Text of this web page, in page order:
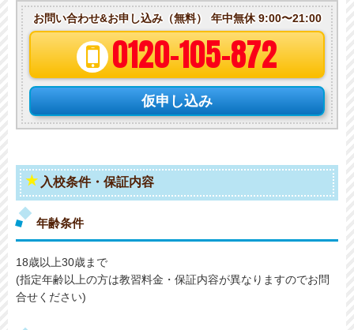
お問い合わせ&お申し込み（無料） 年中無休 9:00〜21:00
0120-105-872
仮申し込み
入校条件・保証内容
年齢条件
18歳以上30歳まで
(指定年齢以上の方は教習料金・保証内容が異なりますのでお問
合せください)